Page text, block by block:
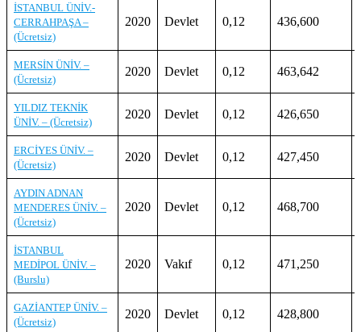
İSTANBUL ÜNİV.-
CERRAHPAŞA –
(Ücretsiz)
2020 Devlet 0,12 436,600
MERSİN ÜNİV. –
(Ücretsiz)
2020 Devlet 0,12 463,642
YILDIZ TEKNİK
ÜNİV. – (Ücretsiz)
2020 Devlet 0,12 426,650
ERCİYES ÜNİV. –
(Ücretsiz)
2020 Devlet 0,12 427,450
AYDIN ADNAN
MENDERES ÜNİV. –
(Ücretsiz)
2020 Devlet 0,12 468,700
İSTANBUL
MEDİPOL ÜNİV. –
(Burslu)
2020 Vakıf 0,12 471,250
GAZİANTEP ÜNİV. –
(Ücretsiz)
2020 Devlet 0,12 428,800